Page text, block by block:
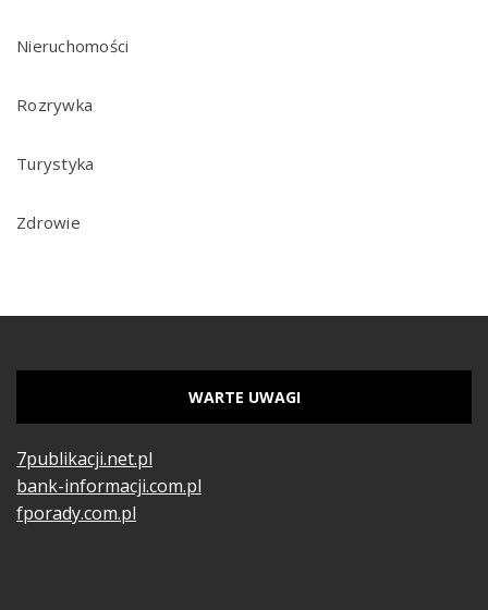
Nieruchomości
Rozrywka
Turystyka
Zdrowie
WARTE UWAGI
7publikacji.net.pl
bank-informacji.com.pl
fporady.com.pl